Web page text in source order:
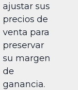
ajustar sus
precios de
venta para
preservar
su margen
de
ganancia.